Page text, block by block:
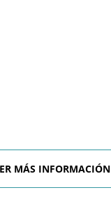
MÁS INFORMACIÓN